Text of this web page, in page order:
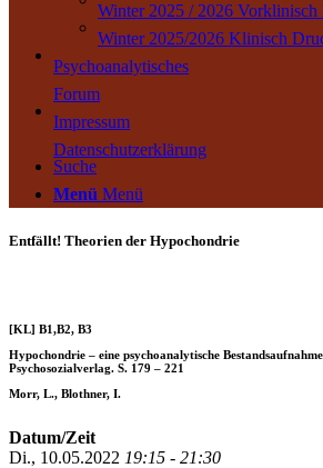
Winter 2025 / 2026 Vorklinisch
Winter 2025/2026 Klinisch
Psychoanalytisches
Forum
Impressum
Datenschutzerklärung
Suche
Menü Menü
Entfällt! Theorien der Hypochondrie
[KL] B1,B2, B3
Hypochondrie – eine psychoanalytische
Psychosozialverlag. S. 179 – 221
Morr, L., Blothner, I.
Datum/Zeit
Di., 10.05.2022 19:15 - 21:30